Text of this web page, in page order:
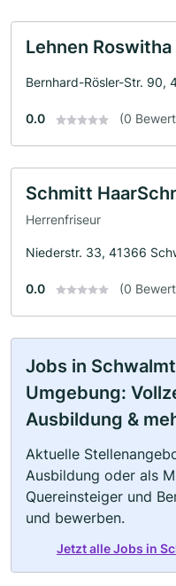
Lehnen
Bernhard-Rösler-Str. 90,
0.0 (0
Schmitt
Herrenfriseur
Niederstr. 33, 41366
0.0 (0
Jobs in
Umgebung:
Ausbildung &
Aktuelle
Ausbildung oder als
Quereinsteiger und
und bewerben.
Jetzt alle Jobs in